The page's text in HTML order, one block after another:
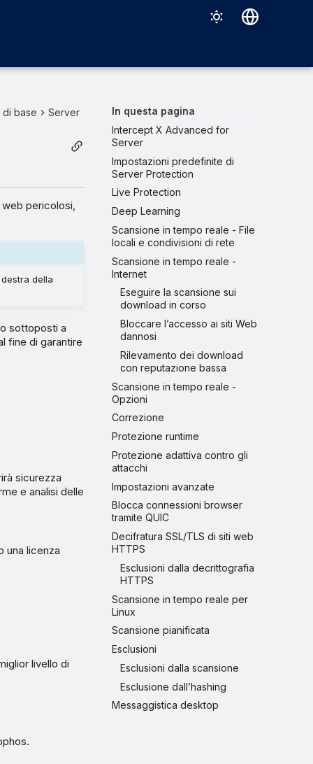
Français
Português (Brasil)
In questa pagina
Intercept X Advanced for
Server
Impostazioni predefinite di
Server Protection
Live Protection
Deep Learning
Scansione in tempo reale - File
locali e condivisioni di rete
Scansione in tempo reale -
Internet
Eseguire la scansione sui
download in corso
Bloccare l’accesso ai siti Web
dannosi
Rilevamento dei download
con reputazione bassa
Scansione in tempo reale -
Opzioni
Correzione
Protezione runtime
Protezione adattiva contro gli
attacchi
Impostazioni avanzate
Blocca connessioni browser
tramite QUIC
Decifratura SSL/TLS di siti web
HTTPS
Esclusioni dalla decrittografia
HTTPS
Scansione in tempo reale per
Linux
Scansione pianificata
Esclusioni
Esclusioni dalla scansione
Esclusione dall’hashing
Messaggistica desktop
di base Server
pericolosi,
della
sottoposti a
fine di garantire
sicurezza
e analisi delle
una licenza
livello di